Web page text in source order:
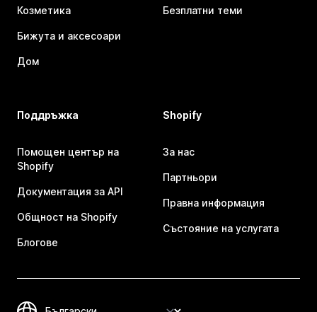
Козметика
Бижута и аксесоари
Дом
Безплатни теми
Поддръжка
Помощен център на
Shopify
Документация за API
Общност на Shopify
Блогове
Shopify
За нас
Партньори
Правна информация
Състояние на услугата